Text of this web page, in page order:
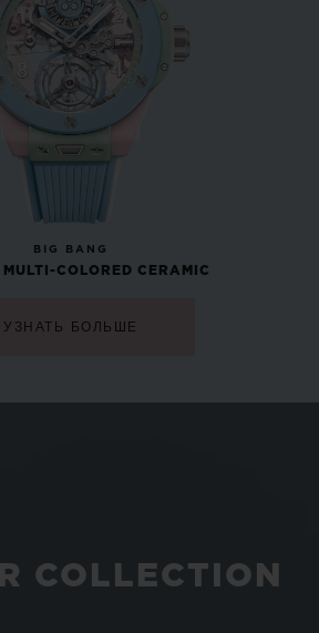
15,200 •
BIG BANG
MULTI-COLORED CERAMIC
УЗНАТЬ БОЛЬШЕ
COLLECTION